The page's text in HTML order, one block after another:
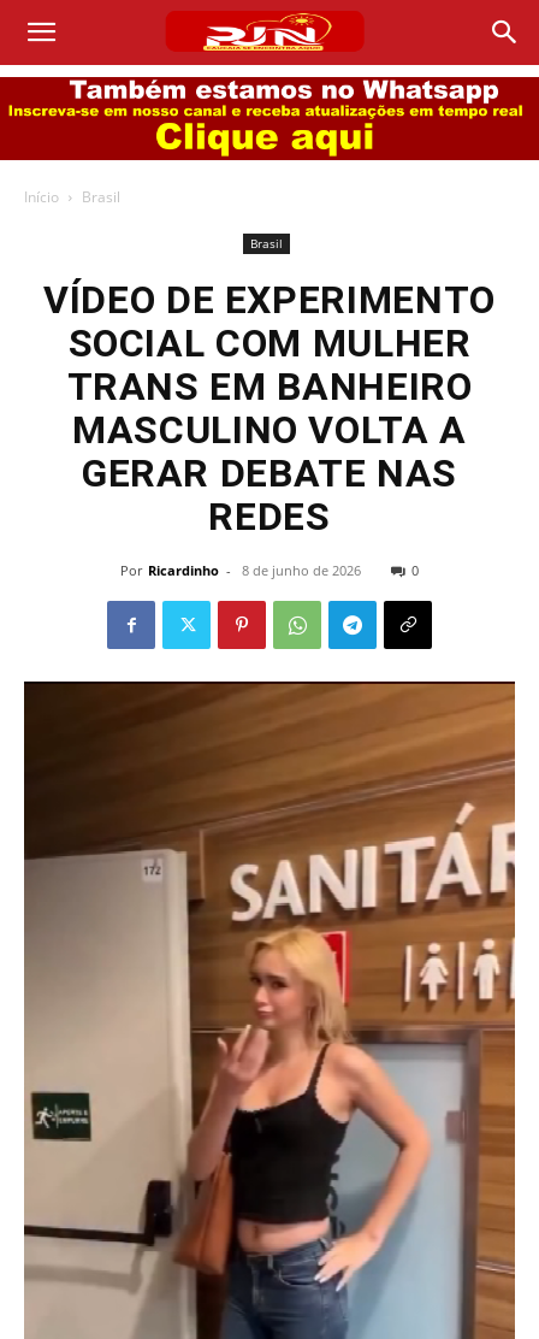
Início Brasil
Brasil
VÍDEO DE EXPERIMENTO
SOCIAL COM MULHER
TRANS EM BANHEIRO
MASCULINO VOLTA A
GERAR DEBATE NAS
REDES
Por Ricardinho - 8 de junho de 2026 0